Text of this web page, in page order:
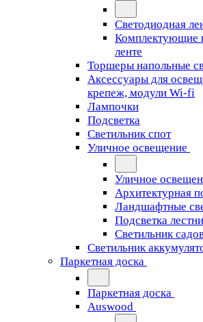
Светодиодная
Комплектующие
ленте
Торшеры напольные
Аксессуары для
крепеж, модули Wi-fi
Лампочки
Подсветка
Светильник спот
Уличное освещение
Уличное
Архитектурная
Ландшафтные
Подсветка
Светильник
Светильник
Паркетная доска
Паркетная доска
Auswood